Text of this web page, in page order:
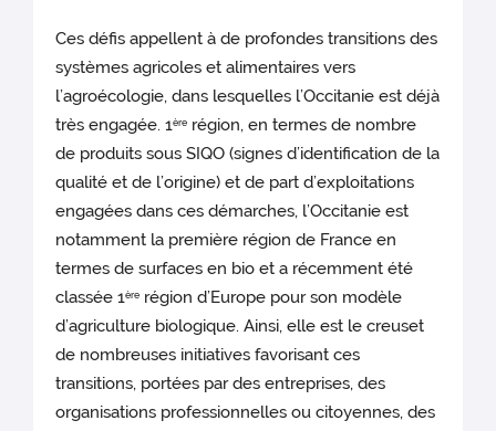
Ces défis appellent à de profondes transitions des
systèmes agricoles et alimentaires vers
l’agroécologie, dans lesquelles l’Occitanie est déjà
très engagée. 1ère région, en termes de nombre
de produits sous SIQO (signes d’identification de la
qualité et de l’origine) et de part d’exploitations
engagées dans ces démarches, l’Occitanie est
notamment la première région de France en
termes de surfaces en bio et a récemment été
classée 1ère région d’Europe pour son modèle
d’agriculture biologique. Ainsi, elle est le creuset
de nombreuses initiatives favorisant ces
transitions, portées par des entreprises, des
organisations professionnelles ou citoyennes, des